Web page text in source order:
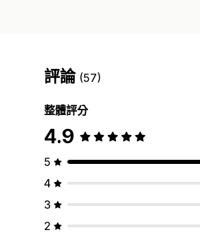
評論 (57)
整體評分
4.9
5
4
3
2